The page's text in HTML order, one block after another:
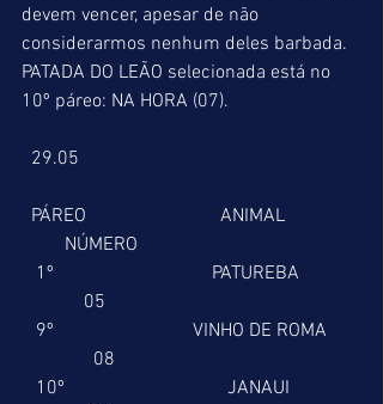
devem vencer, apesar de não
considerarmos nenhum deles barbada.
PATADA DO LEÃO selecionada está no
10º páreo: NA HORA (07).
  29.05
         NÚMERO
             05
               08